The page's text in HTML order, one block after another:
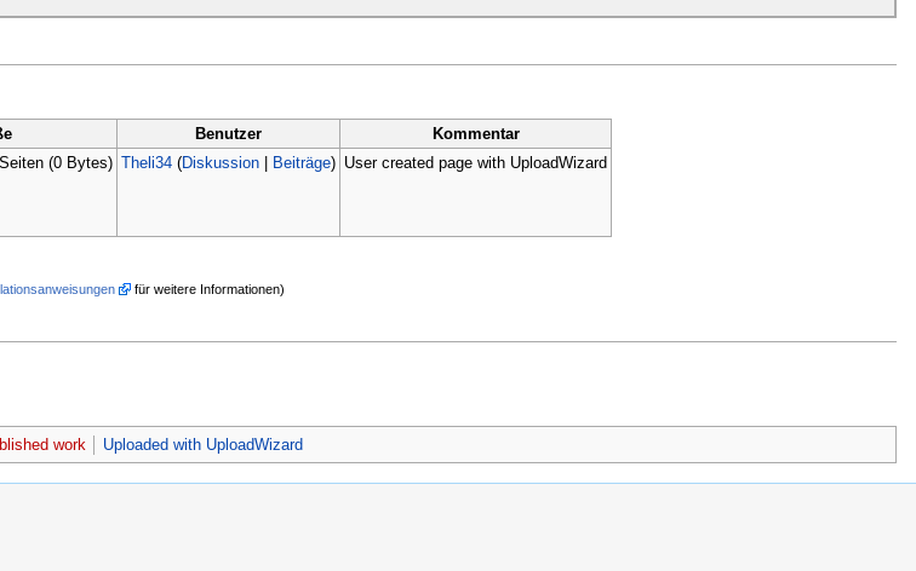
Benutzer
Kommentar
(0 Bytes) Theli34 (Diskussion| Beiträge) User created page with UploadWizard
für weitere Informationen)
work Uploaded with UploadWizard